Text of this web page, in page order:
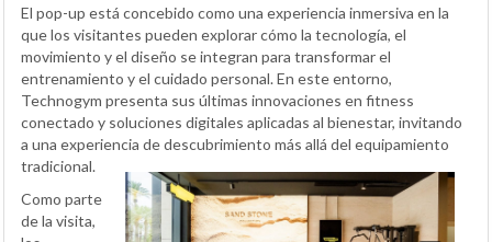
El pop-up está concebido como una experiencia inmersiva en la
que los visitantes pueden explorar cómo la tecnología, el
movimiento y el diseño se integran para transformar el
entrenamiento y el cuidado personal. En este entorno,
Technogym presenta sus últimas innovaciones en fitness
conectado y soluciones digitales aplicadas al bienestar, invitando
a una experiencia de descubrimiento más allá del equipamiento
tradicional.
Como parte
de la visita,